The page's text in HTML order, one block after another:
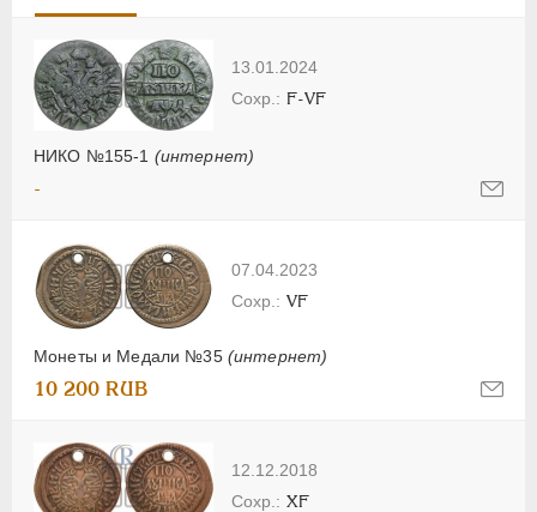
13.01.2024
НИКО №155-1 (интернет)
F-VF
-
07.04.2023
Монеты и Медали №35 (интернет)
VF
10 200 RUB
12.12.2018
XF